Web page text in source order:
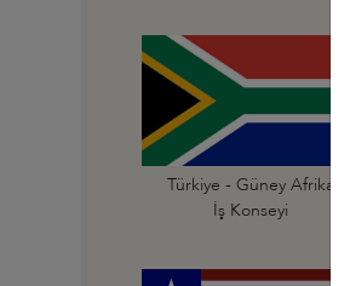
Türkiye - Güney Afrika
İş Konseyi